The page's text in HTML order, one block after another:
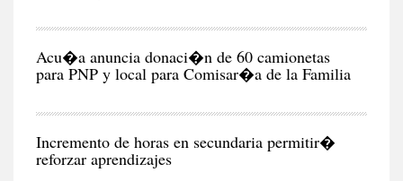
Acu�a anuncia donaci�n de 60 camionetas
para PNP y local para Comisar�a de la Familia
Incremento de horas en secundaria permitir�
reforzar aprendizajes